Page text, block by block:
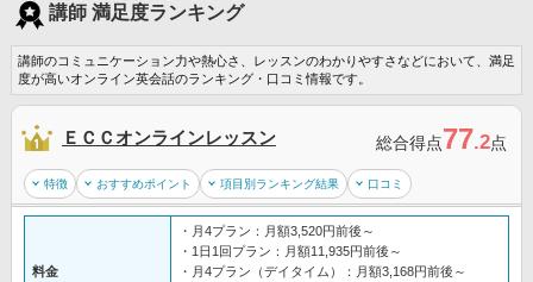
講師 満足度ランキング
講師のコミュニケーション力や熱心さ、レッスンのわかりやすさなどにおいて、満足
度が高いオンライン英会話のランキング・口コミ情報です。
ＥＣＣオンラインレッスン 総合得点77.2点
特徴 おすすめポイント 項目別ランキング結果 口コミ
料金
・月4プラン：月額3,520円前後～
・1日1回プラン：月額11,935円前後～
・月4プラン（デイタイム）：月額3,168円前後～